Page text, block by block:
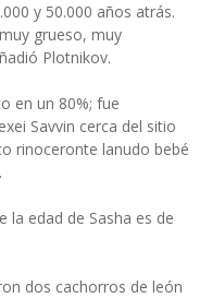
y 50.000 años atrás.
grueso, muy
Plotnikov.
en un 80%; fue
Savvin cerca del sitio
rinoceronte lanudo bebé
la edad de Sasha es de
dos cachorros de león